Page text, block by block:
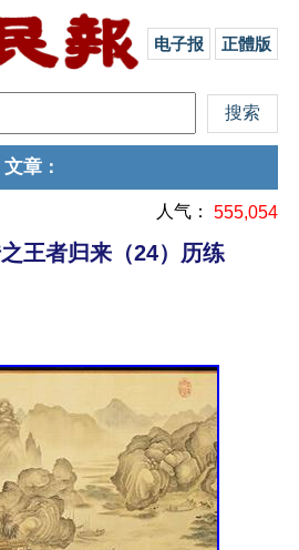
电子报 正體版
文章 ：
人气： 555,054
王者归来（24）历练